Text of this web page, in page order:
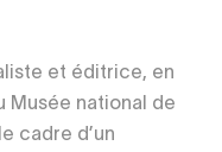
et éditrice, en
Musée national de
cadre d’un